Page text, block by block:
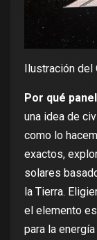
Ilustración del
Por qué
una idea de
como lo
exactos,
solares
la Tierra.
el elemento
para la